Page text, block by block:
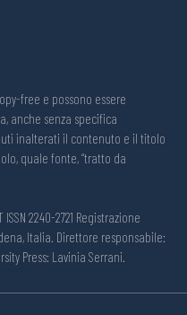
free e possono essere
anche senza specifica
inalterati il contenuto e il titolo
quale fonte, “tratto da
2240-2721 Registrazione
Italia. Direttore responsabile:
Press: Lavinia Serrani.